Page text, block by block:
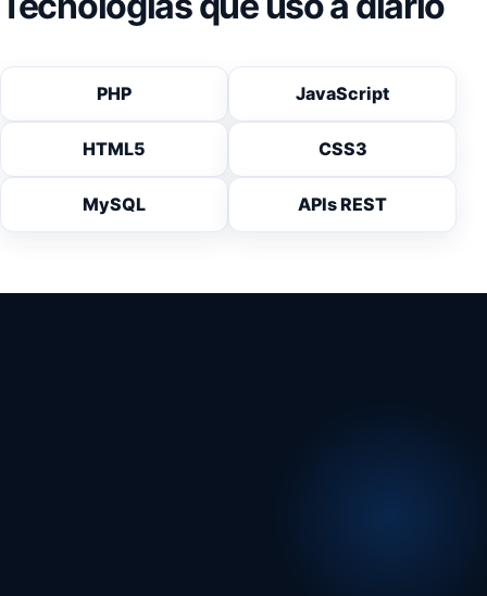
PHP JavaScript
HTML5 CSS3
MySQL APIs REST